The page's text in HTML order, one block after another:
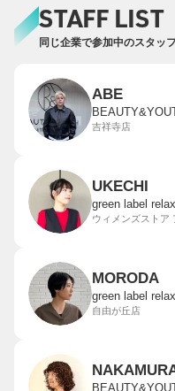
STAFF LIST
同じ企業で参加中のスタッフ
ABE
吉祥寺店
UKECHI
green label
ウィメンズストア
MORODA
green label
自由が丘店